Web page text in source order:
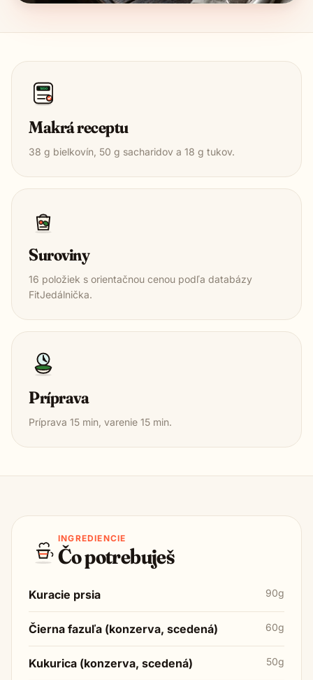
1850
Makrá receptu
38 g bielkovín, 50 g sacharidov a 18 g tukov.
Suroviny
16 položiek s orientačnou cenou podľa databázy
FitJedálnička.
Príprava
Príprava 15 min, varenie 15 min.
INGREDIENCIE
Čo potrebuješ
Kuracie prsia 90g
Čierna fazuľa (konzerva, scedená) 60g
Kukurica (konzerva, scedená) 50g